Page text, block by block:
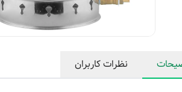
نظرات کاربران